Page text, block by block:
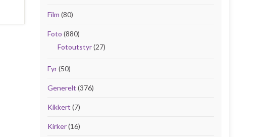
Film (80)
Foto (880)
Fotoutstyr(27)
Fyr(50)
Generelt (376)
Kikkert (7)
Kirker(16)